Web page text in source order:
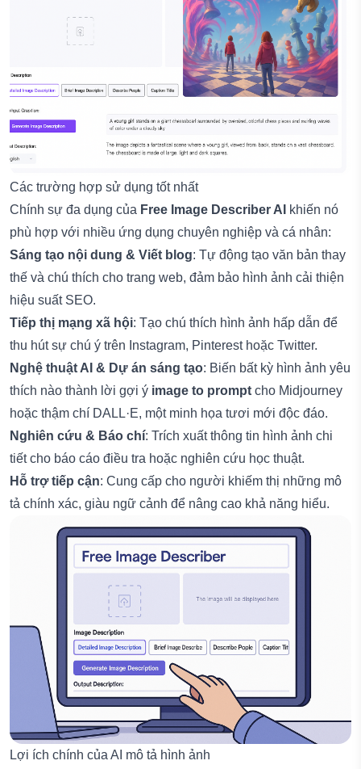
Các trường hợp sử dụng tốt nhất
Chính sự đa dụng của Free Image Describer AI
khiến nó
phù hợp với nhiều ứng dụng chuyên nghiệp và cá nhân:
Sáng tạo nội dung & Viết blog: Tự động tạo văn bản thay
thế và chú thích cho trang web, đảm bảo hình ảnh cải thiện
hiệu suất SEO.
Tiếp thị mạng xã hội: Tạo chú thích hình ảnh hấp dẫn để
thu hút sự chú ý trên Instagram, Pinterest hoặc Twitter.
Nghệ thuật AI & Dự án sáng tạo: Biến bất kỳ hình ảnh yêu
thích nào thành lời gợi ý image to prompt cho Midjourney
hoặc thậm chí DALL·E, một minh họa tươi mới độc đáo.
Nghiên cứu & Báo chí: Trích xuất thông tin hình ảnh chi
tiết cho báo cáo điều tra hoặc nghiên cứu học thuật.
Hỗ trợ tiếp cận: Cung cấp cho người khiếm thị những mô
tả chính xác, giàu ngữ cảnh để nâng cao khả năng hiểu.
Lợi ích chính của AI mô tả hình ảnh